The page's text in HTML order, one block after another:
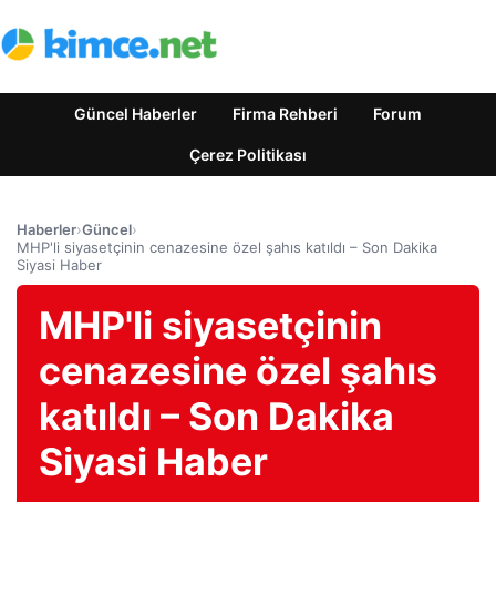
Güncel Haberler Firma Rehberi Forum
Çerez Politikası
Haberler›Güncel›
MHP'li siyasetçinin cenazesine özel şahıs katıldı – Son Dakika
Siyasi Haber
MHP'li siyasetçinin
cenazesine özel şahıs
katıldı – Son Dakika
Siyasi Haber